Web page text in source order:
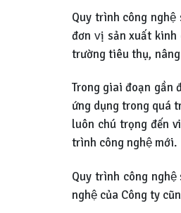
Quy trình công
đơn vị sản xuất kinh
trường tiêu thụ,
Trong giai đoạn gần
ứng dụng trong quá
luôn chú trọng đến
trình công nghệ mới.
Quy trình công
nghệ của Công ty